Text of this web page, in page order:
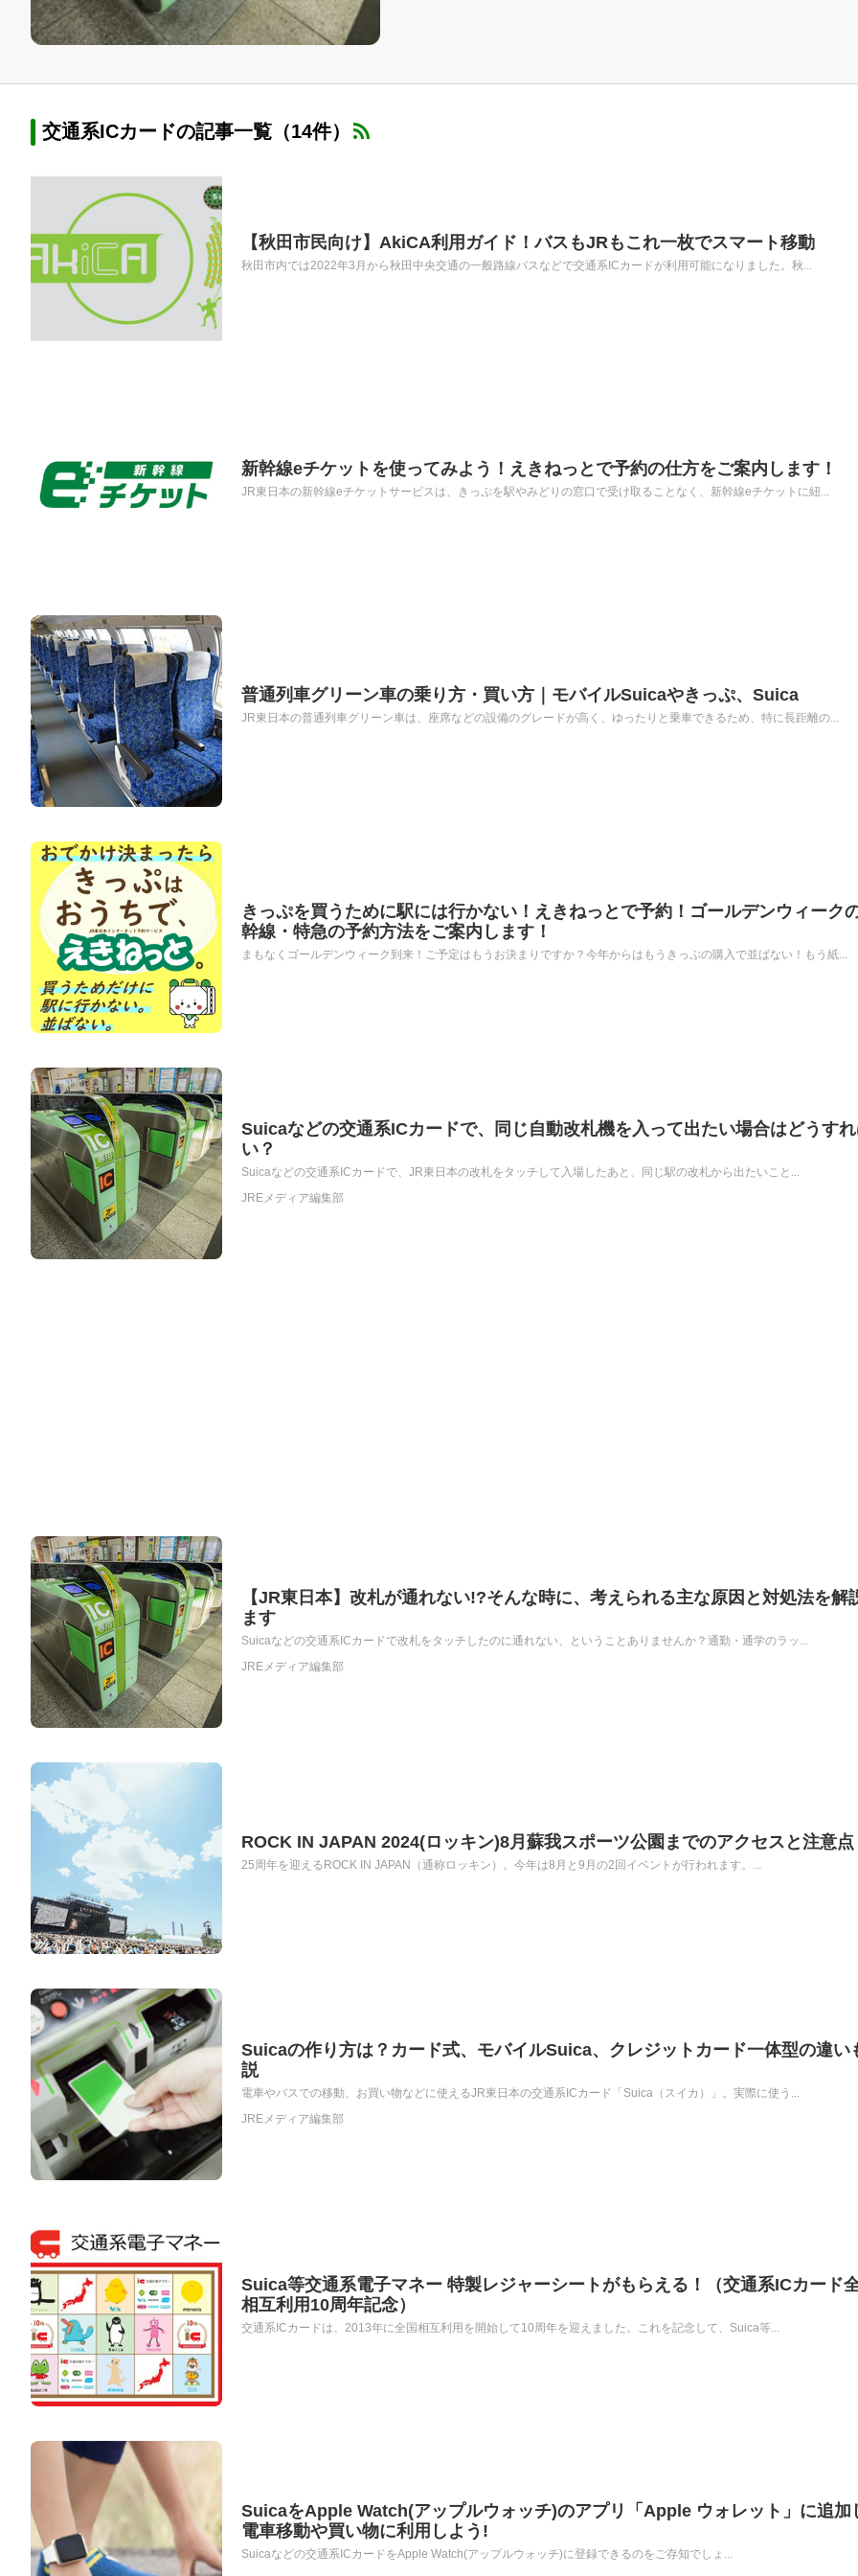
交通系ICカードの記事一覧（14件）
【秋田市民向け】AkiCA利用ガイド！バスもJRもこれ一枚でスマート移動
秋田市内では2022年3月から秋田中央交通の一般路線バスなどで交通系ICカードが利用可能になりました。秋...
新幹線eチケットを使ってみよう！えきねっとで予約の仕方をご案内します！
JR東日本の新幹線eチケットサービスは、きっぷを駅やみどりの窓口で受け取ることなく、新幹線eチケットに紐...
普通列車グリーン車の乗り方・買い方｜モバイルSuicaやきっぷ、Suica
JR東日本の普通列車グリーン車は、座席などの設備のグレードが高く、ゆったりと乗車できるため、特に長距離の...
きっぷを買うために駅には行かない！えきねっとで予約！ゴールデンウィーク
幹線・特急の予約方法をご案内します！
まもなくゴールデンウィーク到来！ご予定はもうお決まりですか？今年からはもうきっぷの購入で並ばない！もう紙...
Suicaなどの交通系ICカードで、同じ自動改札機を入って出たい場合はどうす
い？
Suicaなどの交通系ICカードで、JR東日本の改札をタッチして入場したあと、同じ駅の改札から出たいこと...
JREメディア編集部
【JR東日本】改札が通れない!?そんな時に、考えられる主な原因と対処法を解
ます
Suicaなどの交通系ICカードで改札をタッチしたのに通れない、ということありませんか？通勤・通学のラッ...
JREメディア編集部
ROCK IN JAPAN 2024(ロッキン)8月蘇我スポーツ公園までのアクセスと注意点
25周年を迎えるROCK IN JAPAN（通称ロッキン）。今年は8月と9月の2回イベントが行われます。...
Suicaの作り方は？カード式、モバイルSuica、クレジットカード一体型の違い
説
電車やバスでの移動、お買い物などに使えるJR東日本の交通系ICカード「Suica（スイカ）」。実際に使う...
JREメディア編集部
Suica等交通系電子マネー 特製レジャーシートがもらえる！（交通系ICカード
相互利用10周年記念）
交通系ICカードは、2013年に全国相互利用を開始して10周年を迎えました。これを記念して、Suica等...
SuicaをApple Watch(アップルウォッチ)のアプリ「Apple ウォレット」に追加
電車移動や買い物に利用しよう!
Suicaなどの交通系ICカードをApple Watch(アップルウォッチ)に登録できるのをご存知でしょ...